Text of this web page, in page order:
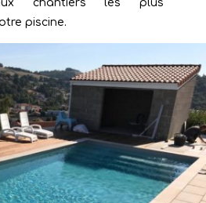
chantiers les plus
piscine.